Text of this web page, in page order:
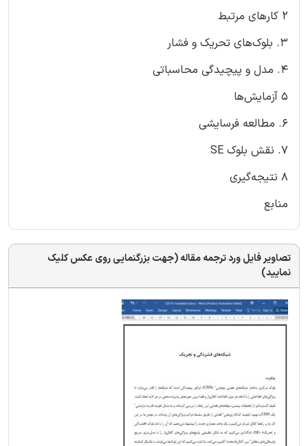
2 کارهای مرتبط
3. بلوک‌های تحریک و فشار
4. مدل و پیچیدگی محاسباتی
5 آزمایش‌ها
6. مطالعه فرسایشی
7. نقش بلوک SE
8 نتیجه‌گیری
منابع
تصاویر فایل ورد ترجمه مقاله (جهت بزرگنمایی روی عکس کلیک
نمایید)